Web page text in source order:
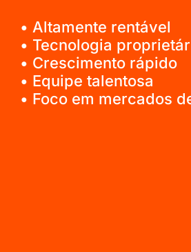
• Altamente rentável
• Tecnologia
• Crescimento rápido
• Equipe talentosa
• Foco em mercados